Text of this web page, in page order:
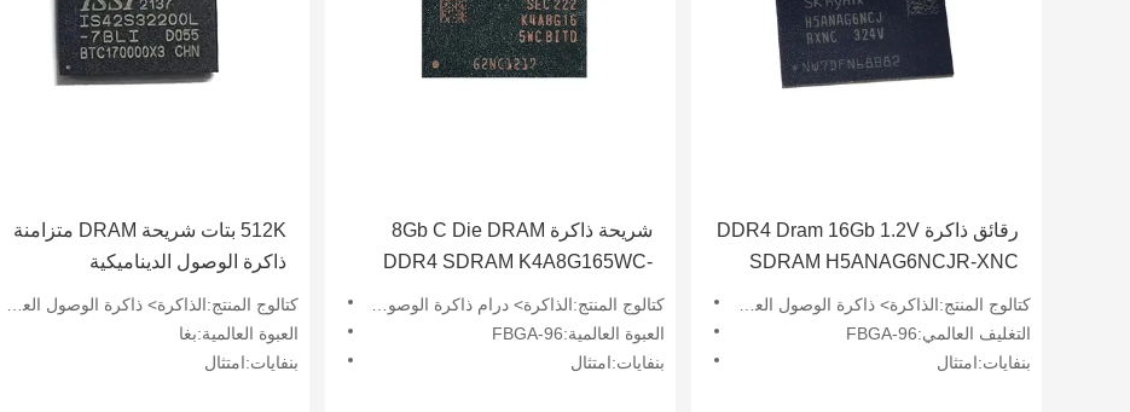
512K بتات شريحة DRAM متزامنة
ذاكرة الوصول الديناميكية
IS42S32200L-7BLI
كتالوج المنتج:الذاكرة> ذاكرة الوصول العشوائي الديناميكي (DRAM)
العبوة العالمية:بغا
بنفايات:امتثال
شريحة ذاكرة 8Gb C Die DRAM
DDR4 SDRAM K4A8G165WC-
BITD
كتالوج المنتج:الذاكرة> درام ذاكرة الوصول العشوائي الديناميكي
العبوة العالمية:FBGA-96
بنفايات:امتثال
رقائق ذاكرة DDR4 Dram 16Gb 1.2V
SDRAM H5ANAG6NCJR-XNC
كتالوج المنتج:الذاكرة> ذاكرة الوصول العشوائي الديناميكي
التغليف العالمي:FBGA-96
بنفايات:امتثال